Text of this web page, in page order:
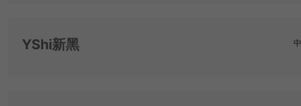
YShi新黑